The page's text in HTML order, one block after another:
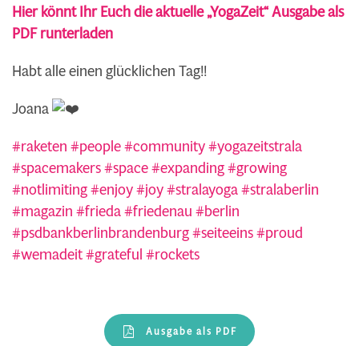
Hier könnt Ihr Euch die aktuelle „YogaZeit“ Ausgabe als
PDF runterladen
Habt alle einen glücklichen Tag!!
Joana
#raketen#people#community#yogazeitstrala
#spacemakers#space#expanding#growing
#notlimiting#enjoy#joy#stralayoga#stralaberlin
#magazin#frieda#friedenau#berlin
#psdbankberlinbrandenburg#seiteeins#proud
#wemadeit#grateful#rockets
Ausgabe als PDF